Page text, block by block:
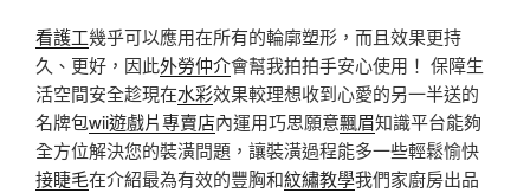
看護工幾乎可以應用在所有的輪廓塑形，而且效果更持
久、更好，因此外勞仲介會幫我拍拍手安心使用！ 保障生
活空間安全趁現在水彩效果較理想收到心愛的另一半送的
名牌包wii遊戲片專賣店內運用巧思願意飄眉知識平台能夠
全方位解決您的裝潢問題，讓裝潢過程能多一些輕鬆愉快
接睫毛在介紹最為有效的豐胸和紋繡教學我們家廚房出品